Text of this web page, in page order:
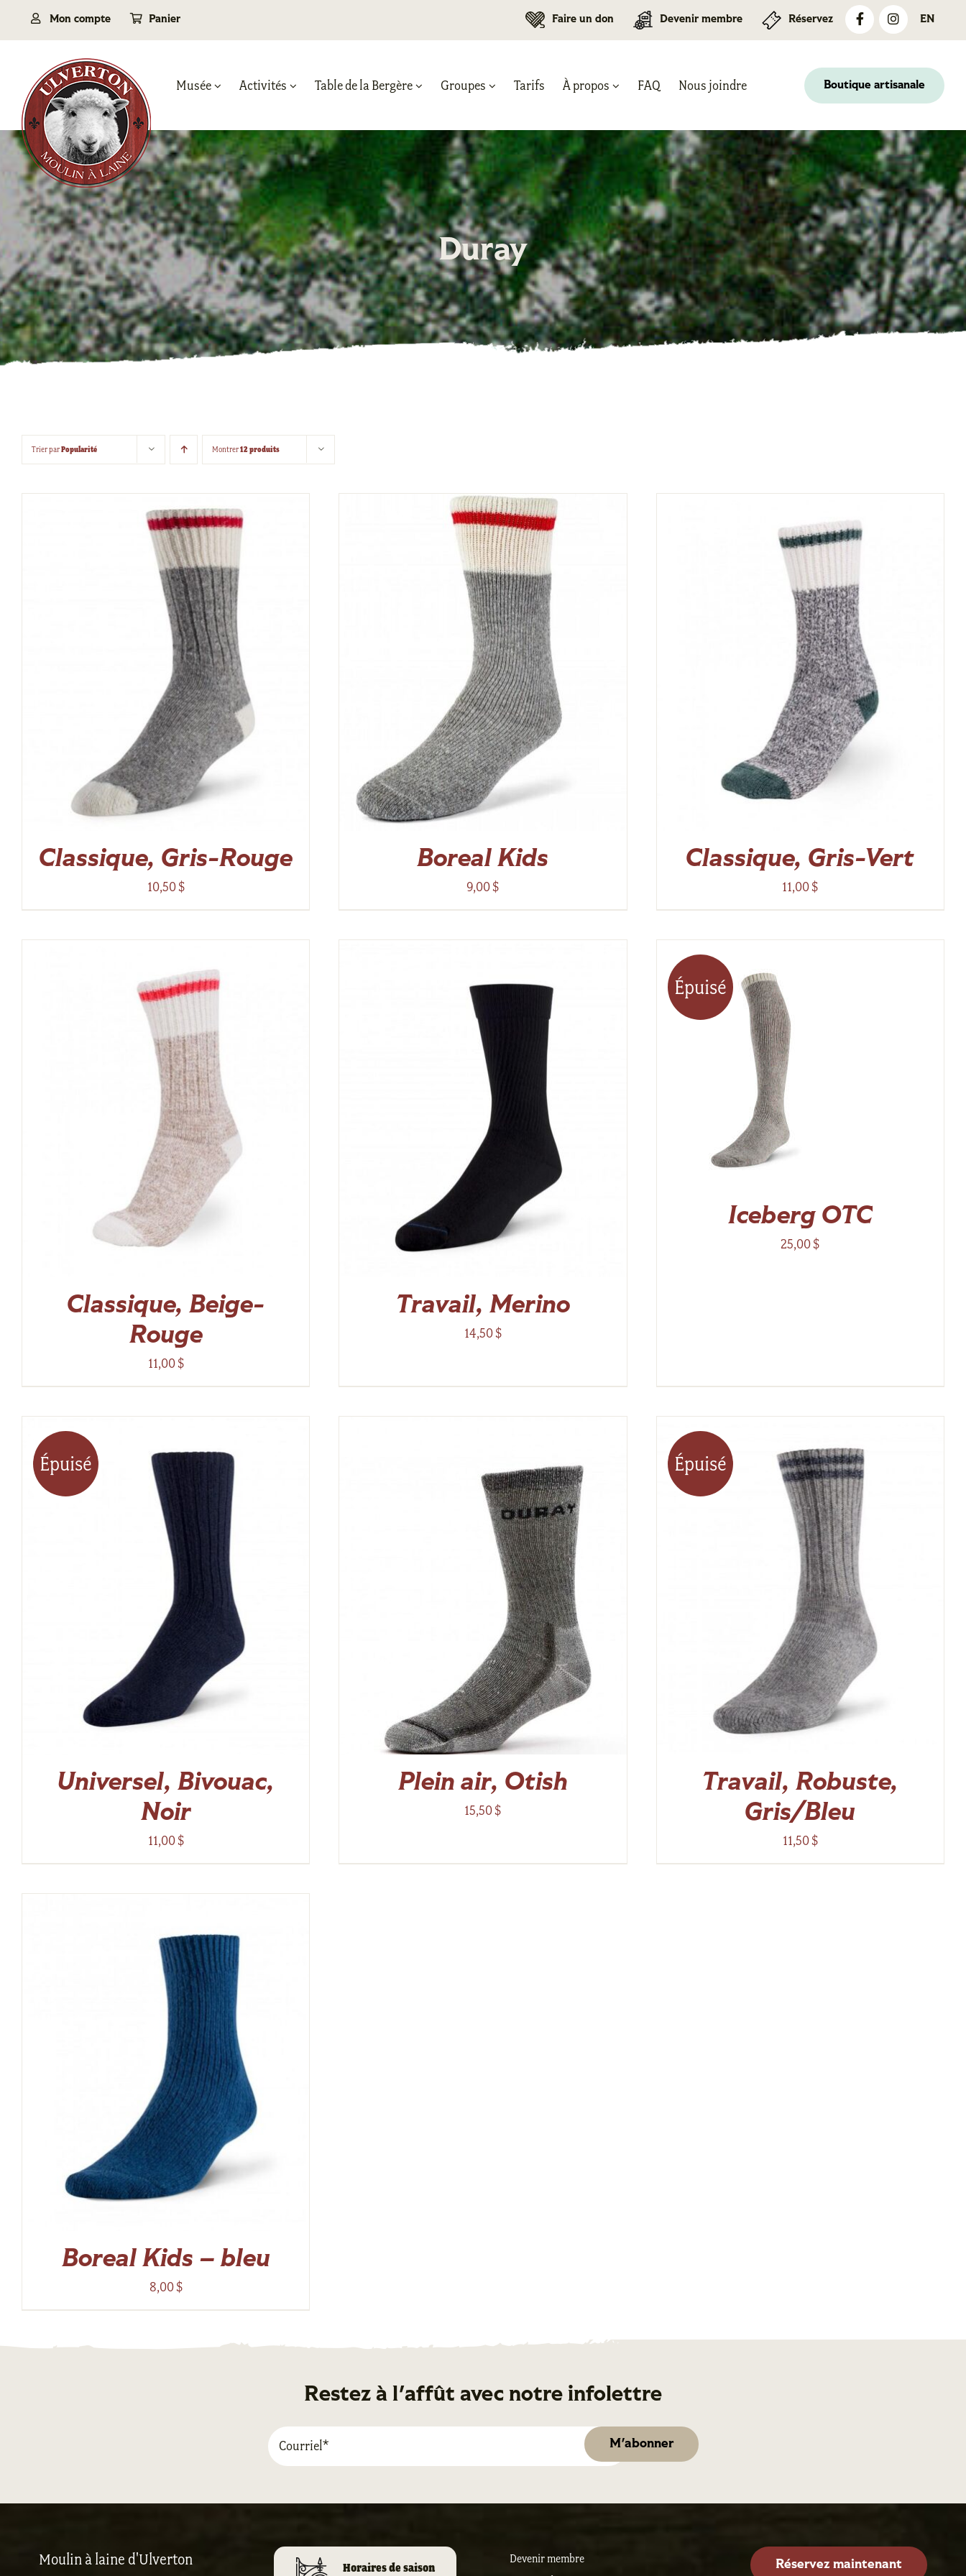
Passer
Mon compte Panier Faire un don Devenir membre Réservez EN
Musée Activités Table de la Bergère Groupes Tarifs À propos FAQ Nous joindre Boutique artisanale
Duray
Trier parPopularité Montrer12 produits
Classique, Gris-Rouge
10,50$
Boreal Kids
9,00$
Classique, Gris-Vert
11,00$
Classique, Beige-
Rouge
11,00$
Travail, Merino
14,50$
Épuisé
Iceberg OTC
25,00$
Épuisé
Universel, Bivouac,
Noir
11,00$
Plein air, Otish
15,50$
Épuisé
Travail, Robuste,
Gris/Bleu
11,50$
Boreal Kids – bleu
8,00$
Restez à l'affût avec notre infolettre
Moulin à laine d'Ulverton
Horaires de saison
Devenir membre
Réservez maintenant